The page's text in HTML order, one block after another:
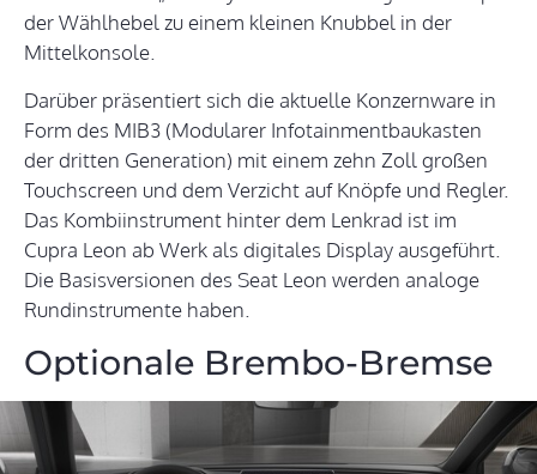
der Wählhebel zu einem kleinen Knubbel in der
Mittelkonsole.
Darüber präsentiert sich die aktuelle Konzernware in
Form des MIB3 (Modularer Infotainmentbaukasten
der dritten Generation) mit einem zehn Zoll großen
Touchscreen und dem Verzicht auf Knöpfe und Regler.
Das Kombiinstrument hinter dem Lenkrad ist im
Cupra Leon ab Werk als digitales Display ausgeführt.
Die Basisversionen des Seat Leon werden analoge
Rundinstrumente haben.
Optionale Brembo-Bremse